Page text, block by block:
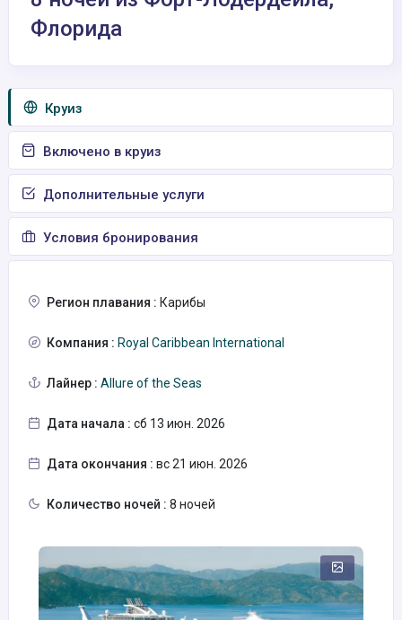
Флорида
Круиз
Включено в круиз
Дополнительные услуги
Условия бронирования
Регион плавания : Карибы
Компания : Royal Caribbean International
Лайнер : Allure of the Seas
Дата начала : сб 13 июн. 2026
Дата окончания : вс 21 июн. 2026
Количество ночей : 8 ночей